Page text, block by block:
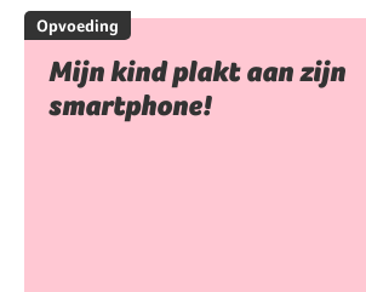
Opvoeding
Mijn kind plakt aan zijn
smartphone!